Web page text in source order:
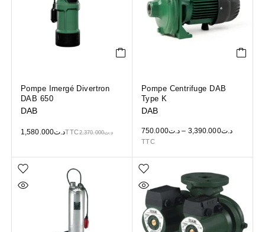
Pompe Imergé Divertron
DAB 650
DAB
د.ت2,370.000 د.ت1,580.000 TTC
Pompe Centrifuge DAB
Type K
DAB
د.ت750.000 – د.ت3,390.000
TTC